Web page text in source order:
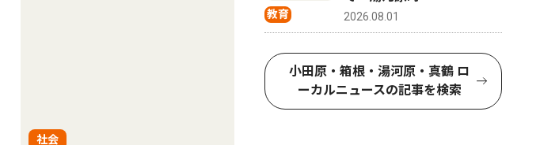
社会
教育 2026.08.01
小田原・箱根・湯河原・真鶴 ロ
ーカルニュースの記事を検索